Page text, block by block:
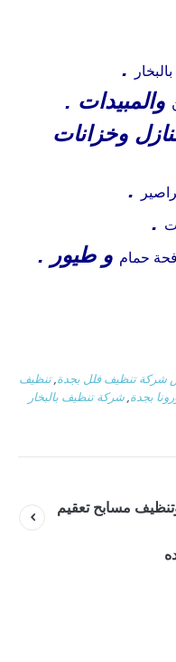
بالبخار
.
والمبيدات .
وخزانات
.
.
حمام و طيور .
شركة تنظيف فلل بجدة,تنظيف
بجدة,شركة تنظيف بالبخار
مسابح تعقيم